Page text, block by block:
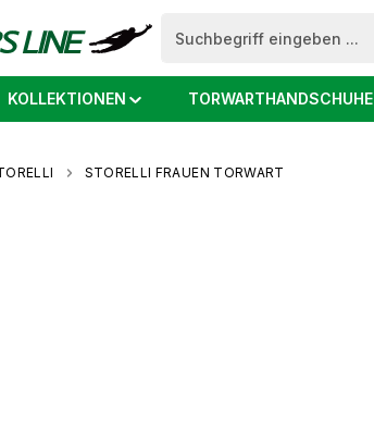
KOLLEKTIONEN TORWARTHANDSCHUHE
STORELLI FRAUEN TORWART